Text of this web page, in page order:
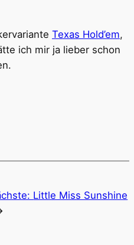
Texas Hold’em,
ich mir ja lieber schon
Little Miss Sunshine